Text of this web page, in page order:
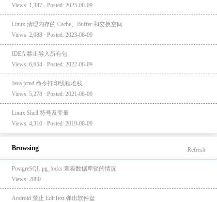
Views: 1,387 · Posted: 2025-08-09
Linux 清理内存的 Cache、Buffer 和交换空间
Views: 2,088 · Posted: 2023-08-09
IDEA 禁止导入所有包
Views: 6,654 · Posted: 2022-08-09
Java jcmd 命令打印线程堆栈
Views: 5,278 · Posted: 2021-08-09
Linux Shell 符号及变量
Views: 4,310 · Posted: 2019-08-09
Browsing Refresh
PostgreSQL pg_locks 查看数据库锁的情况
Views: 2880
Android 禁止 EditText 弹出软件盘